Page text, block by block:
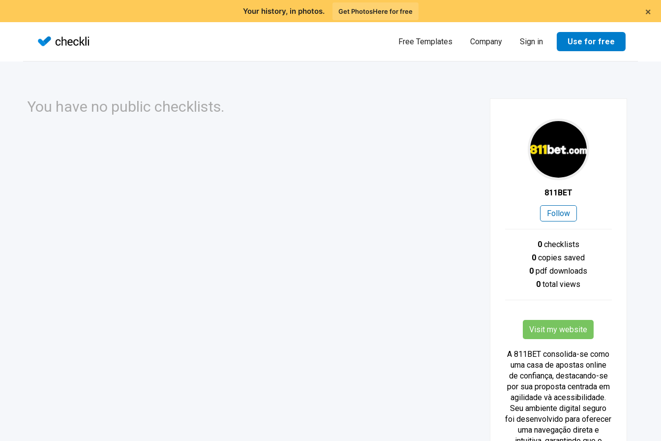
×
Your history, in photos. Get PhotosHere for free
Free Templates Company Sign in Use for free
You have no public checklists.
811BET
Follow
0checklists
0 copies saved
0 pdf downloads
0 total views
Visit my website
A 811BET consolida-se como
uma casa de apostas online
de confiança, destacando-se
por sua proposta centrada em
agilidade và acessibilidade.
Seu ambiente digital seguro
foi desenvolvido para oferecer
uma navegação direta e